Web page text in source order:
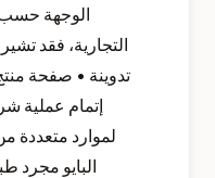
الوجهة حسب
التجارية، فقد
تدوينة • صفحة
إتمام عملية
لموارد متعددة
البايو مجرد